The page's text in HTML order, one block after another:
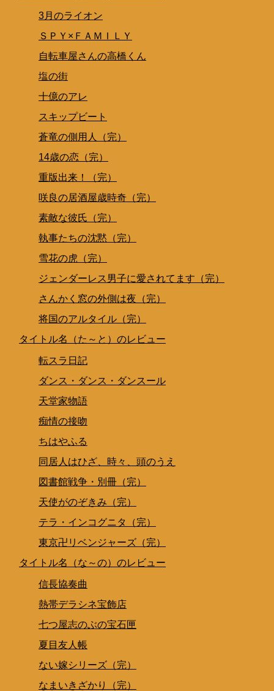
3月のライオン
ＳＰＹ×ＦＡＭＩＬＹ
自転車屋さんの高橋くん
塩の街
十億のアレ
スキップビート
蒼竜の側用人（完）
14歳の恋（完）
重版出来！（完）
咲良の居酒屋歳時奇（完）
素敵な彼氏（完）
執事たちの沈黙（完）
雪花の虎（完）
ジェンダーレス男子に愛されてます（完）
さんかく窓の外側は夜（完）
将国のアルタイル（完）
タイトル名（た～と）のレビュー
転スラ日記
ダンス・ダンス・ダンスール
天堂家物語
痴情の接吻
ちはやふる
同居人はひざ、時々、頭のうえ
図書館戦争・別冊（完）
天使がのぞきみ（完）
テラ・インコグニタ（完）
東京卍リベンジャーズ（完）
タイトル名（な～の）のレビュー
信長協奏曲
熱帯デラシネ宝飾店
七つ屋志のぶの宝石匣
夏目友人帳
ない嫁シリーズ（完）
なまいきざかり（完）